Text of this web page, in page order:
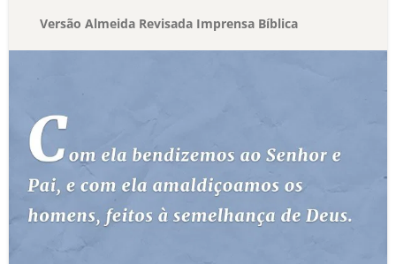
Versão Almeida Revisada Imprensa Bíblica